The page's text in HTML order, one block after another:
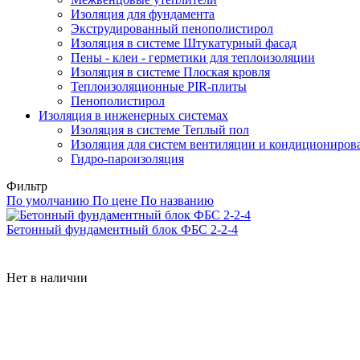
Изоляция для фундамента
Экструдированный пенополистирол
Изоляция в системе Штукатурный фасад
Пены - клеи - герметики для теплоизоляции
Изоляция в системе Плоская кровля
Теплоизоляционные PIR-плиты
Пенополистирол
Изоляция в инженерных системах
Изоляция в системе Теплый пол
Изоляция для систем вентиляции и
Гидро-пароизоляция
Фильтр
По умолчанию По цене По названию
Бетонный фундаментный блок ФБС 2-2-4
Нет в наличии